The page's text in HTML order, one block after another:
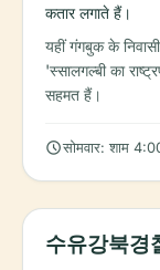
कतार लगाते हैं।
यहीं गंगबुक के
'स्सालगल्बी का
सहमत हैं।
scheduleसोमवार: शाम
수유강북경